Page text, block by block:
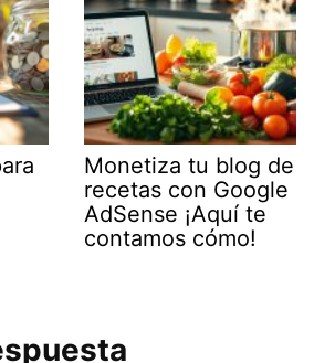
Monetiza tu blog de
recetas con Google
AdSense ¡Aquí te
contamos cómo!